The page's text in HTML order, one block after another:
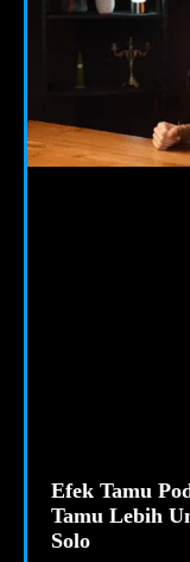
Efek Tamu
Tamu Lebih
Solo